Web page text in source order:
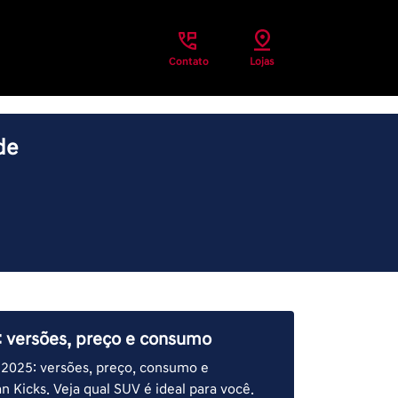
Contato Lojas
versões, preço e consumo
versões, preço, consumo e
Kicks. Veja qual SUV é ideal para você.